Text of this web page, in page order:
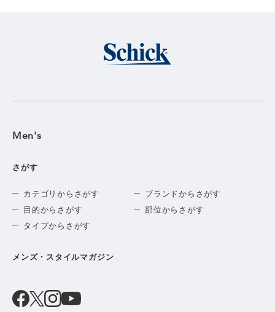
Men's
さがす
カテゴリからさがす
ブランドからさがす
目的からさがす
部位からさがす
タイプからさがす
メンズ・スタイルマガジン